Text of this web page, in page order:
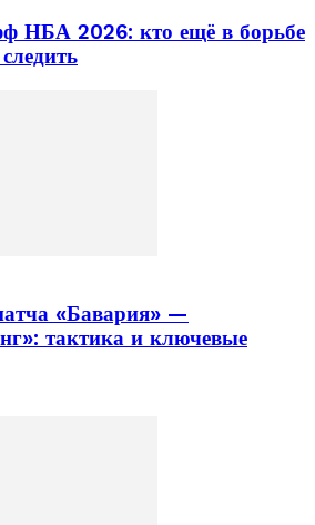
НБА 2026: кто ещё в борьбе
«Бавария» —
тактика и ключевые